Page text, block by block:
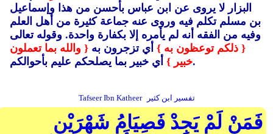
البزار لا يروى عن ابن عباس بأحسن من هذا وإسماعيل
بن مسلم تكلم فيه وروى عنه جماعة كثيرة من أهل العلم
وفيه من الفقه أنه لم يأمره إلا بكفارة واحدة. وقوله تعالى
{ ذلكم توعظون به } أي تزجرون به { والله بما تعملون
خبير }أي خبير بما يصلحكم عليم بأحوالكم.
Tafseer Ibn Katheer تفسير ابن كثير
فَمَنْ لَمْ يَجِدْ فَصِيَامُ شَهْرَيْنِ